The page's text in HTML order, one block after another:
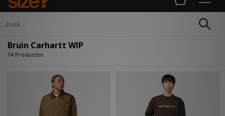
Home Bruin Carhartt WIP
Bruin Carhartt WIP
14 Producten